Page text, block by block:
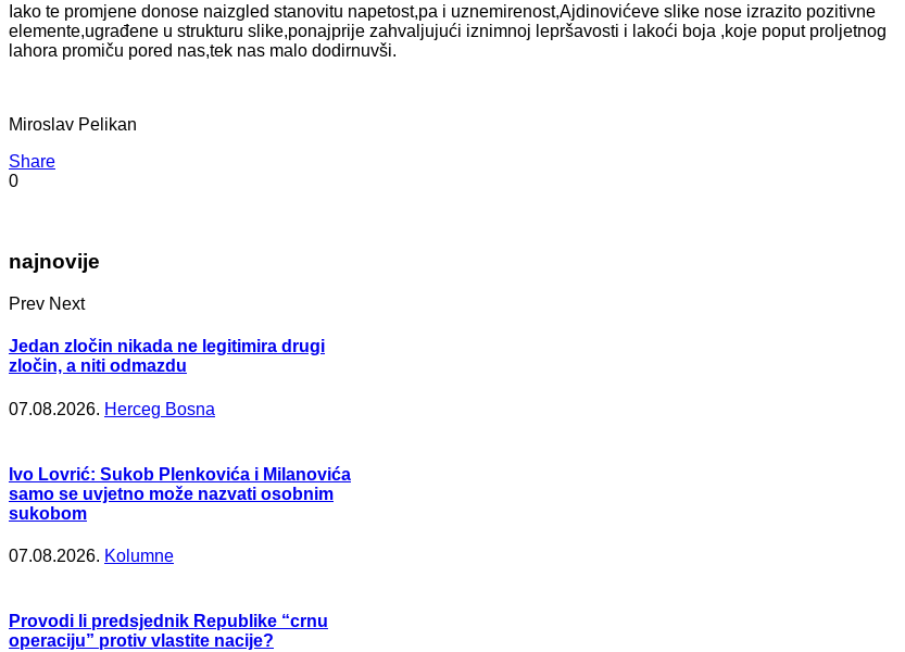
Iako te promjene donose naizgled stanovitu napetost,pa i uznemirenost,Ajdinovićeve slike nose izrazito pozitivne
elemente,ugrađene u strukturu slike,ponajprije zahvaljujući iznimnoj lepršavosti i lakoći boja ,koje poput proljetnog
lahora promiču pored nas,tek nas malo dodirnuvši.
Miroslav Pelikan
Share
0
najnovije
Prev Next
Jedan zločin nikada ne legitimira drugi
zločin, a niti odmazdu
07.08.2026. Herceg Bosna
Ivo Lovrić: Sukob Plenkovića i Milanovića
samo se uvjetno može nazvati osobnim
sukobom
07.08.2026. Kolumne
Provodi li predsjednik Republike “crnu
operaciju” protiv vlastite nacije?